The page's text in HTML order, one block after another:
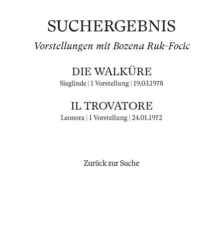
SUCHERGEBNIS
Vorstellungen mit Bozena Ruk-Focic
DIE WALKÜRE
Sieglinde | 1 Vorstellung | 19.03.1978
IL TROVATORE
Leonora | 1 Vorstellung | 24.01.1972
Zurück zur Suche